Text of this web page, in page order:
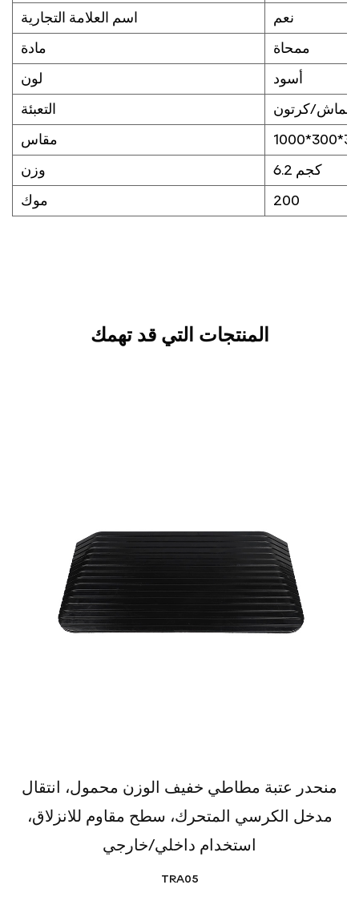
اسم العلامة التجارية نعم
مادة ممحاة
لون أسود
التعبئة كرتون
مقاس
وزن 6.2 كجم
موك 200
المنتجات التي قد تهمك
منحدر عتبة مطاطي خفيف الوزن محمول، انتقال
مدخل الكرسي المتحرك، سطح مقاوم للانزلاق،
استخدام داخلي/خارجي
TRA05